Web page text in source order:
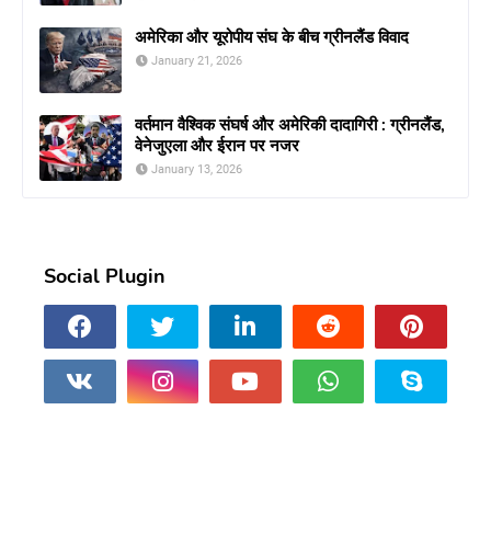
अमेरिका और यूरोपीय संघ के बीच ग्रीनलैंड विवाद
January 21, 2026
वर्तमान वैश्विक संघर्ष और अमेरिकी दादागिरी : ग्रीनलैंड,
वेनेजुएला और ईरान पर नजर
January 13, 2026
Social Plugin